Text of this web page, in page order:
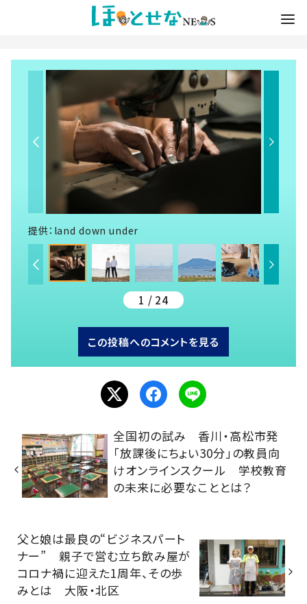
提供：land down under
1 / 24
この投稿へのコメントを見る
全国初の試み 香川・高松市発
「放課後にちょい30分」の教員向
けオンラインスクール 学校教育
の未来に必要なこととは？
父と娘は最良の“ビジネスパート
ナー” 親子で営む立ち飲み屋が
コロナ禍に迎えた1周年、その歩
みとは 大阪・北区